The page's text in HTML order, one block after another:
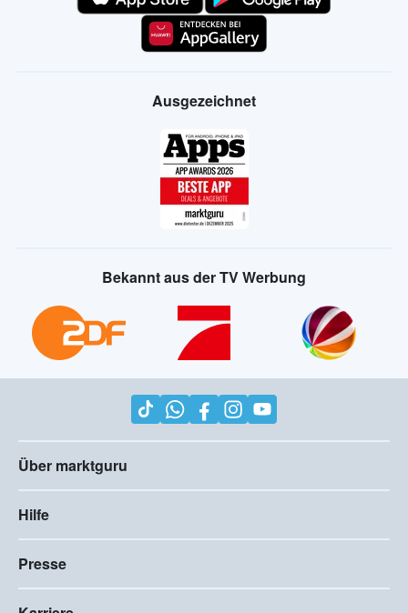
Ausgezeichnet
Bekannt aus der TV Werbung
Über marktguru
Hilfe
Presse